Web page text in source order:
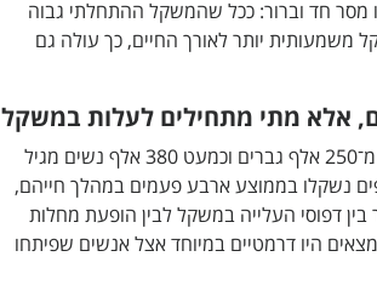
מסר חד וברור: ככל שהמשקל ההתחלתי גבוה
משמעותית יותר לאורך החיים, כך עולה גם
אלא מתי מתחילים לעלות במשקל
החוקרים עקבו אחר יותר מ־250 אלף גברים וכמעט 380 אלף נשים מגיל
המשתתפים נשקלו בממוצע ארבע פעמים במהלך חייהם,
דפוסי העלייה במשקל לבין הופעת מחלות
שנת 2023. הממצאים היו דרמטיים במיוחד אצל אנשים שפיתחו